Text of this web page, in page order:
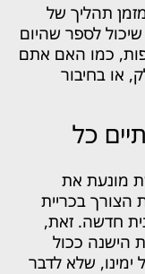
תהליך של
שיכול לספר שהיום
כמו האם אתם
או בחיבור
כל
מונעת את
הצורך בכריית
חדשה. זאת,
הישנה ככול
שלא לדבר